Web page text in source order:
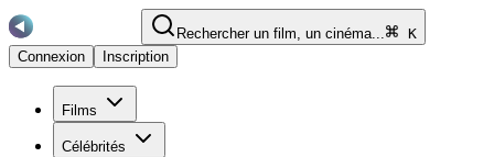
Rechercher un film, un cinéma...
K
Connexion
Inscription
Films
Célébrités